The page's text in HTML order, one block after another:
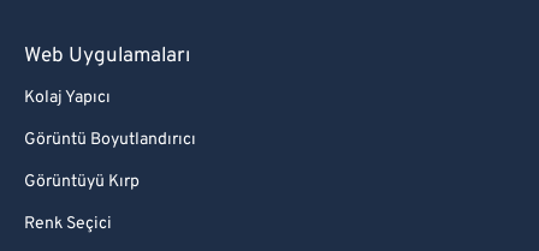
Web Uygulamaları
Kolaj Yapıcı
Görüntü Boyutlandırıcı
Görüntüyü Kırp
Renk Seçici